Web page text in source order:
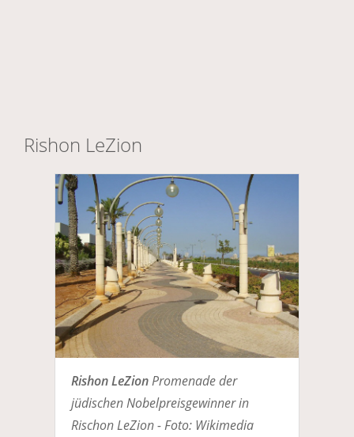
Rishon LeZion
Rishon LeZionPromenade der
jüdischen Nobelpreisgewinner in
Rischon LeZion - Foto: Wikimedia